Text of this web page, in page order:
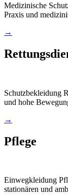
Medizinische
Praxis und
→
Schutzbekleidung
und hohe
→
Pflege
Einwegkleidung
stationären und